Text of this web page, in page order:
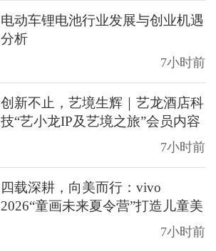
电动车锂电池行业发展与创业机遇
分析
7小时前
创新不止，艺境生辉｜艺龙酒店科
技“艺小龙IP及艺境之旅”会员内容
营销项目斩获第十四届TopDigital
7小时前
四载深耕，向美而行：vivo
2026“童画未来夏令营”打造儿童美
7小时前